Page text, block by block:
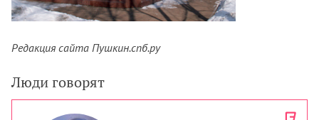
Редакция сайта Пушкин.спб.ру
Люди говорят